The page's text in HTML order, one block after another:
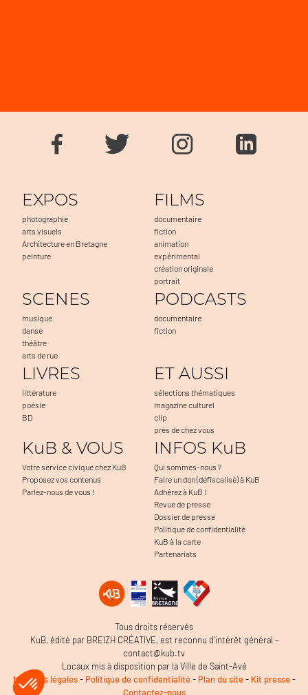
EXPOS
photographie
arts visuels
Architecture en Bretagne
peinture
FILMS
documentaire
fiction
animation
expérimental
création originale
portrait
SCENES
musique
danse
théâtre
arts de rue
PODCASTS
documentaire
fiction
LIVRES
littérature
poésie
BD
ET AUSSI
sélections thématiques
magazine culturel
clip
près de chez vous
KuB & VOUS
Votre service civique chez KuB
Proposez vos contenus
Parlez-nous de vous !
INFOS KuB
Qui sommes-nous ?
Faire un don (défiscalisé) à KuB
Adhérez à KuB !
Revue de presse
Dossier de presse
Politique de confidentialité
KuB à la carte
Partenariats
Tous droits réservés
KuB, édité par BREIZH CRÉATIVE, est reconnu d’intérêt général -
contact@kub.tv
Locaux mis à disposition par la Ville de Saint-Avé
Mentions légales- Politique de confidentialité- Plan du site- Kit presse-
Contactez-nous